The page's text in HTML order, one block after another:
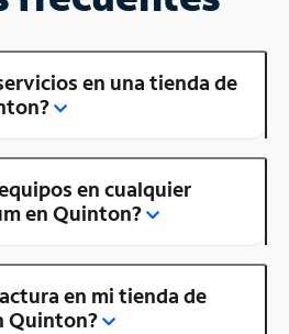
en una tienda de
en cualquier
en Quinton?
en mi tienda de
Quinton?